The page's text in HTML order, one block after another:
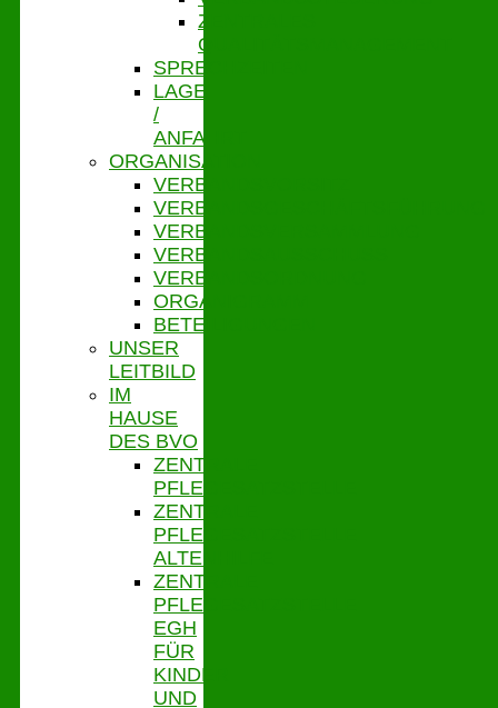
ZENTRALES
QUALITÄTSMANAGEMENT
SPRECHZEITEN
LAGE
/
ANFAHRT
ORGANISATION
VERBANDSVORSITZ
VERBANDSGESCHÄFTSFÜHRUNG
VERBANDSVERSAMMLUNG
VERBANDSAUSSCHUSS
VERBANDSORDNUNG
ORGANIGRAMM
BETEILIGUNGEN
UNSER
LEITBILD
IM
HAUSE
DES BVO
ZENTRALE
PFLEGESATZSTELLE
ZENTRALE
PFLEGESATZSTELLE
ALTENHILFE
ZENTRALE
PFLEGESATZSTELLE
EGH
FÜR
KINDER
UND